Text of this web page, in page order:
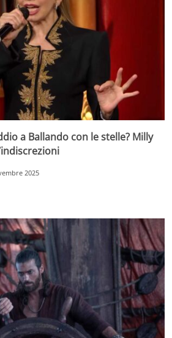
a Ballando con le stelle? Milly
2025